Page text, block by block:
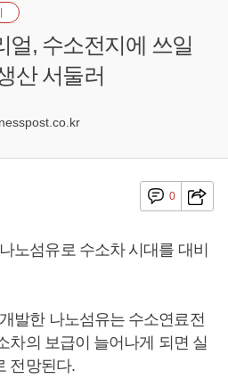
얼, 수소전지에 쓰일
산 서둘러
0
노섬유로 수소차 시대를 대비
발한 나노섬유는 수소연료전
차의 보급이 늘어나게 되면 실
전망된다.